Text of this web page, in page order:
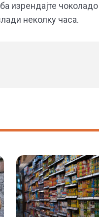
изрендајте
неколку часа.